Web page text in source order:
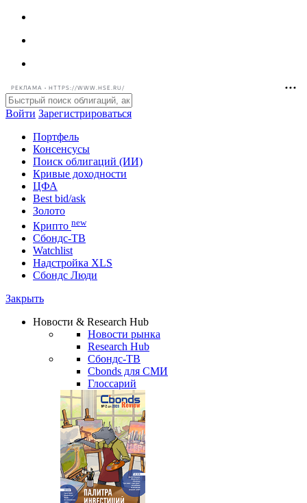
РЕКЛАМА • HTTPS://WWW.HSE.RU/
Войти Зарегистрироваться
Портфель
Консенсусы
Поиск облигаций (ИИ)
Кривые доходности
ЦФА
Best bid/ask
Золото
Крипто new
Watchlist
Сбондс Люди
Новости & Research Hub
Новости рынка
Research Hub
Сбондс-ТВ
Cbonds для СМИ
Глоссарий